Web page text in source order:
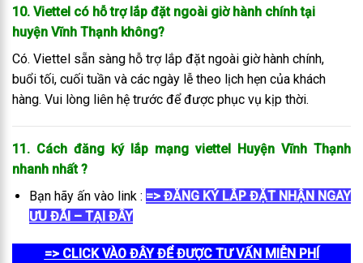
10. Viettel có hỗ trợ lắp đặt ngoài giờ hành chính tại
huyện Vĩnh Thạnh không?
Có. Viettel sẵn sàng hỗ trợ lắp đặt ngoài giờ hành chính,
buổi tối, cuối tuần và các ngày lễ theo lịch hẹn của khách
hàng. Vui lòng liên hệ trước để được phục vụ kịp thời.
11. Cách đăng ký lắp mạng viettel Huyện Vĩnh Thạnh
nhanh nhất?
Bạn hãy ấn vào link : => ĐĂNG KÝ LẮP ĐẶT NHẬN NGAY
ƯU ĐÃI – TẠI ĐÂY
=> CLICK VÀO ĐÂY ĐỂ ĐƯỢC TƯ VẤN MIỄN PHÍ